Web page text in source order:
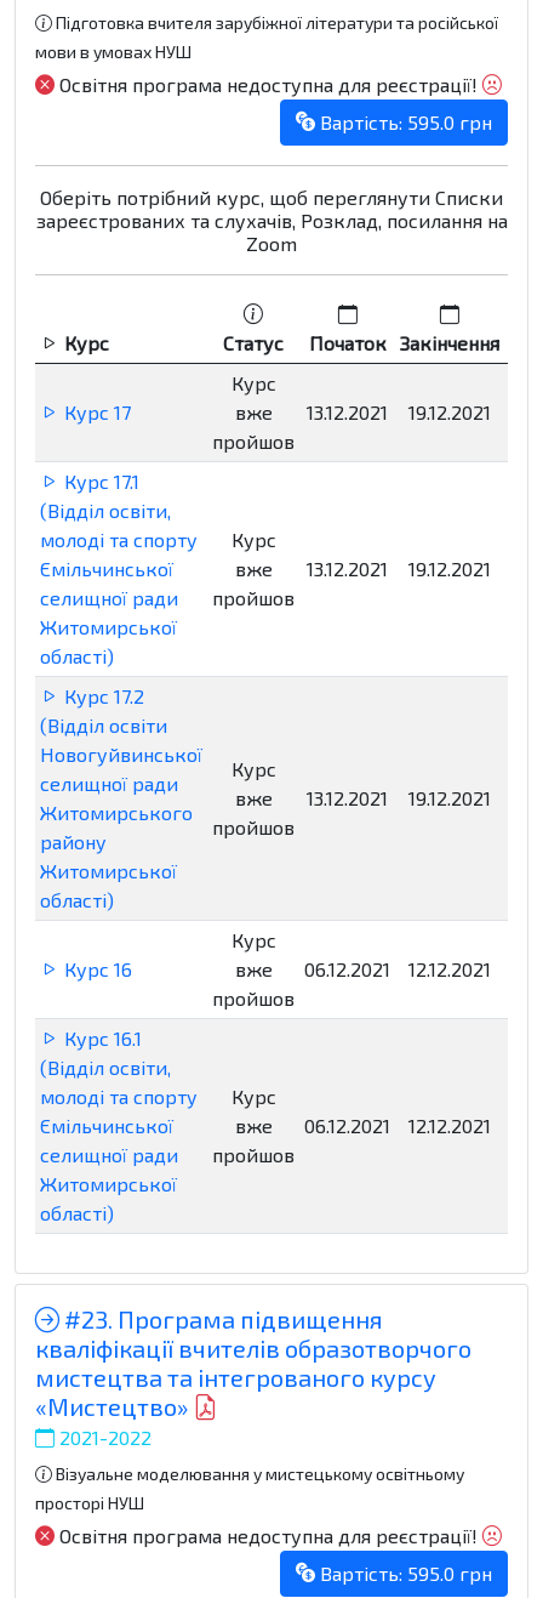
Підготовка вчителя зарубіжної літератури та російської
мови в умовах НУШ
Освітня програма недоступна для реєстрації!
Вартість: 595.0 грн
Оберіть потрібний курс, щоб переглянути Списки
зареєстрованих та слухачів, Розклад, посилання на
Zoom
Курс Статус Початок Закінчення
Курс 17
Курс
вже
пройшов
13.12.2021 19.12.2021
Курс 17.1
(Відділ освіти,
молоді та спорту
Ємільчинської
селищної ради
Житомирської
області)
Курс
вже
пройшов
13.12.2021 19.12.2021
Курс 17.2
(Відділ освіти
Новогуйвинської
селищної ради
Житомирського
району
Житомирської
області)
Курс
вже
пройшов
13.12.2021 19.12.2021
Курс 16
Курс
вже
пройшов
06.12.2021 12.12.2021
Курс 16.1
(Відділ освіти,
молоді та спорту
Ємільчинської
селищної ради
Житомирської
області)
Курс
вже
пройшов
06.12.2021 12.12.2021
#23. Програма підвищення
кваліфікації вчителів образотворчого
мистецтва та інтегрованого курсу
«Мистецтво»
2021-2022
Візуальне моделювання у мистецькому освітньому
просторі НУШ
Освітня програма недоступна для реєстрації!
Вартість: 595.0 грн